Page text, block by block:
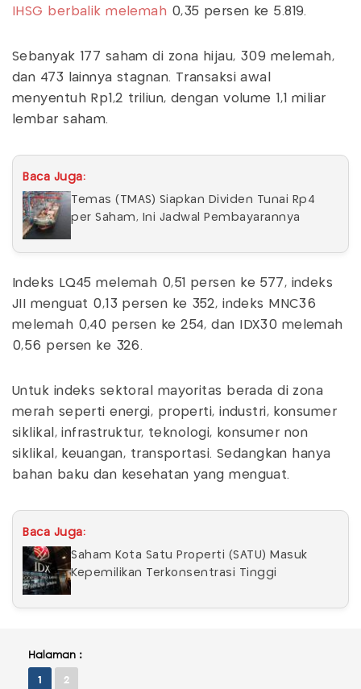
IHSG berbalik melemah 0,35 persen ke 5.819.
Sebanyak 177 saham di zona hijau, 309 melemah,
dan 473 lainnya stagnan. Transaksi awal
menyentuh Rp1,2 triliun, dengan volume 1,1 miliar
lembar saham.
Baca Juga:
Temas (TMAS) Siapkan Dividen Tunai Rp4
per Saham, Ini Jadwal Pembayarannya
Indeks LQ45 melemah 0,51 persen ke 577, indeks
JII menguat 0,13 persen ke 352, indeks MNC36
melemah 0,40 persen ke 254, dan IDX30 melemah
0,56 persen ke 326.
Untuk indeks sektoral mayoritas berada di zona
merah seperti energi, properti, industri, konsumer
siklikal, infrastruktur, teknologi, konsumer non
siklikal, keuangan, transportasi. Sedangkan hanya
bahan baku dan kesehatan yang menguat.
Baca Juga:
Saham Kota Satu Properti (SATU) Masuk
Kepemilikan Terkonsentrasi Tinggi
Halaman :
1 2